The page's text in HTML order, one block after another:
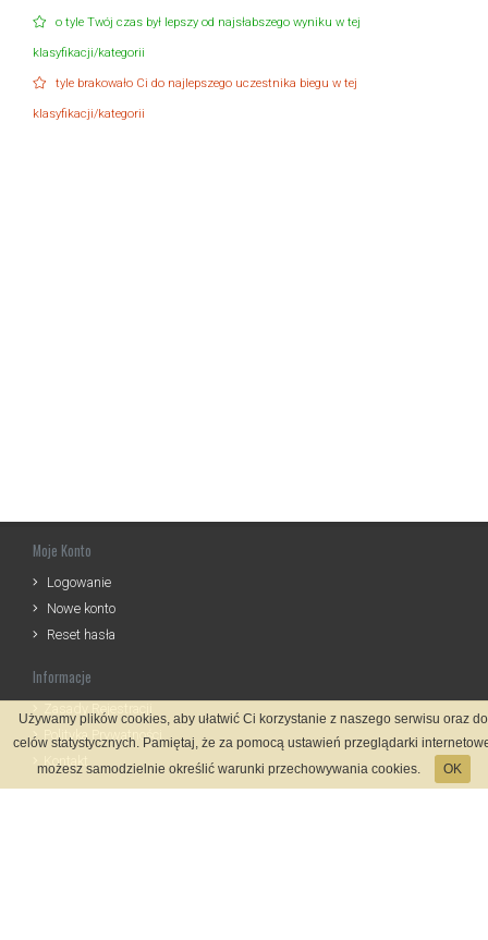
o tyle Twój czas był lepszy od najsłabszego wyniku w tej
klasyfikacji/kategorii
tyle brakowało Ci do najlepszego uczestnika biegu w tej
klasyfikacji/kategorii
Moje Konto
Logowanie
Nowe konto
Reset hasła
Informacje
Zasady Rejestracji
Polityka Prywatności
Kontakt
Używamy plików cookies, aby ułatwić Ci korzystanie z naszego serwisu oraz do
celów statystycznych. Pamiętaj, że za pomocą ustawień przeglądarki
możesz samodzielnie określić warunki przechowywania cookies.
OK